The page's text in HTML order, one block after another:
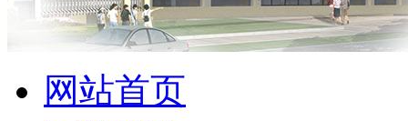
网站首页